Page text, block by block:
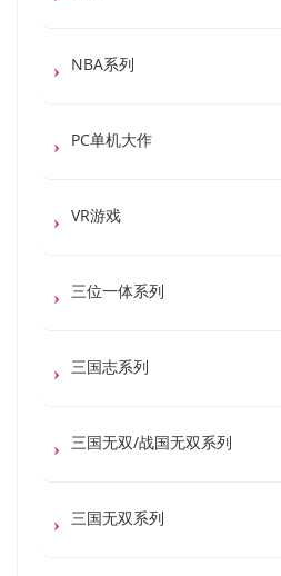
NBA系列
PC单机大作
VR游戏
三位一体系列
三国志系列
三国无双/战国无双系列
三国无双系列